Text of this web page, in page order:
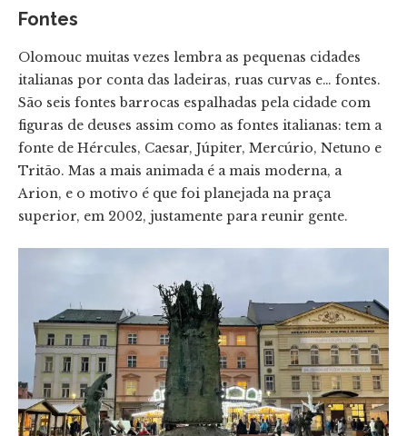
Fontes
Olomouc muitas vezes lembra as pequenas cidades
italianas por conta das ladeiras, ruas curvas e… fontes.
São seis fontes barrocas espalhadas pela cidade com
figuras de deuses assim como as fontes italianas: tem a
fonte de Hércules, Caesar, Júpiter, Mercúrio, Netuno e
Tritão. Mas a mais animada é a mais moderna, a
Arion, e o motivo é que foi planejada na praça
superior, em 2002, justamente para reunir gente.